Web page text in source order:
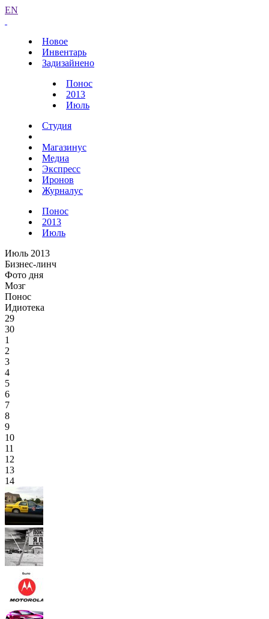
EN
Новое
Инвентарь
Задизайнено
Понос
2013
Июль
Студия
Магазинус
Медиа
Экспресс
Иронов
Журналус
Понос
2013
Июль
Июль 2013
Бизнес-линч
Фото дня
Мозг
Понос
Идиотека
29
30
1
2
3
4
5
6
7
8
9
10
11
12
13
14